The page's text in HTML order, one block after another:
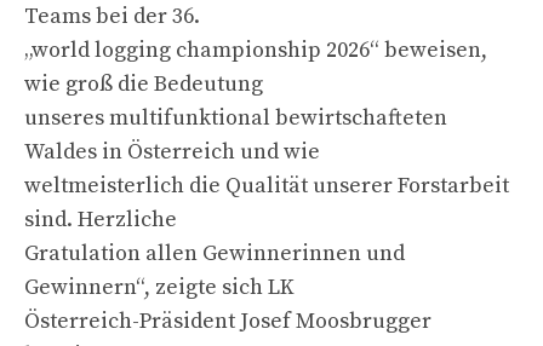
Teams bei der 36.
„world logging championship 2026“ beweisen,
wie groß die Bedeutung
unseres multifunktional bewirtschafteten
Waldes in Österreich und wie
weltmeisterlich die Qualität unserer Forstarbeit
sind. Herzliche
Gratulation allen Gewinnerinnen und
Gewinnern“, zeigte sich LK
Österreich-Präsident Josef Moosbrugger